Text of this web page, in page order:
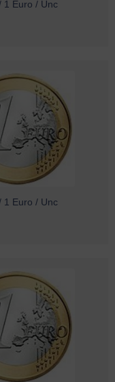
1 Euro / Unc
1 Euro / Unc